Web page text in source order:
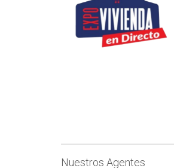
Nuestros Agentes